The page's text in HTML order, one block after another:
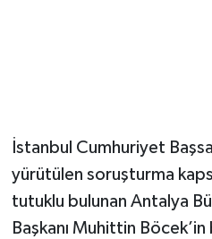
İstanbul Cumhuriyet
yürütülen soruşturma
tutuklu bulunan Antalya
Başkanı Muhittin Böcek’in